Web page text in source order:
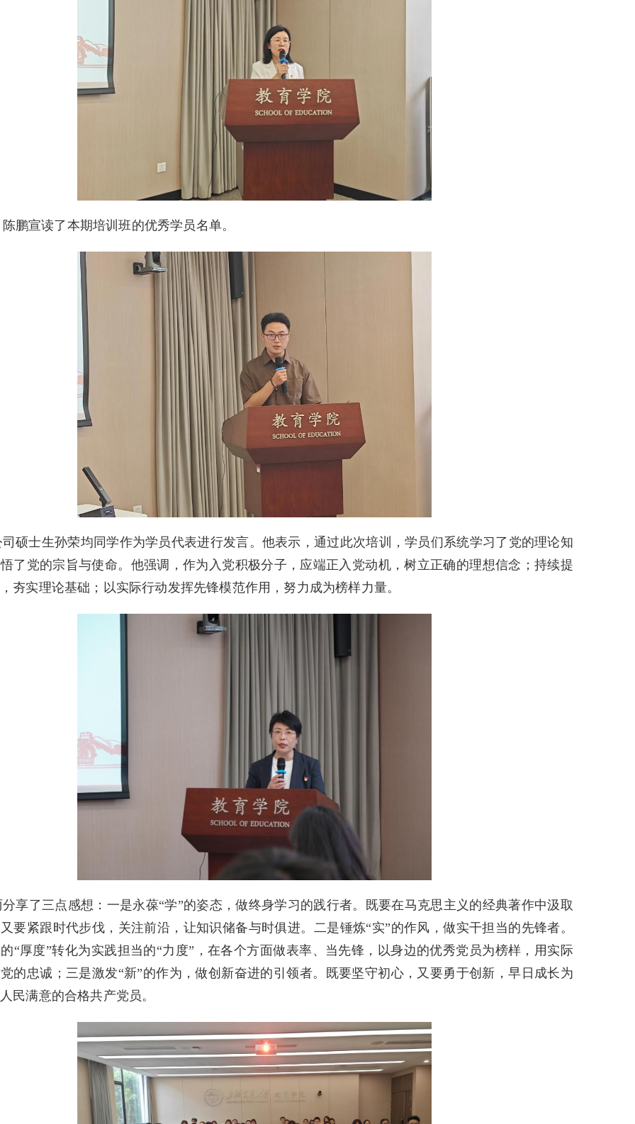
鹏宣读了本期培训班的优秀学员名单。
硕士生孙荣均同学作为学员代表进行发言。他表示，通过此次培训，学员们系统学习了党的理论知
了党的宗旨与使命。他强调，作为入党积极分子，应端正入党动机，树立正确的理想信念；持续提
夯实理论基础；以实际行动发挥先锋模范作用，努力成为榜样力量。
享了三点感想：一是永葆“学”的姿态，做终身学习的践行者。既要在马克思主义的经典著作中汲取
要紧跟时代步伐，关注前沿，让知识储备与时俱进。二是锤炼“实”的作风，做实干担当的先锋者。
“厚度”转化为实践担当的“力度”，在各个方面做表率、当先锋，以身边的优秀党员为榜样，用实际
的忠诚；三是激发“新”的作为，做创新奋进的引领者。既要坚守初心，又要勇于创新，早日成长为
民满意的合格共产党员。